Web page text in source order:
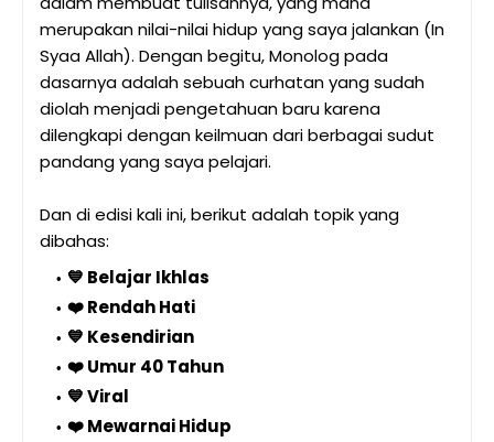
merupakan nilai-nilai hidup yang saya jalankan (In
Syaa Allah). Dengan begitu, Monolog pada
dasarnya adalah sebuah curhatan yang sudah
diolah menjadi pengetahuan baru karena
dilengkapi dengan keilmuan dari berbagai sudut
pandang yang saya pelajari.
Dan di edisi kali ini, berikut adalah topik yang
dibahas:
💙 Belajar Ikhlas
❤️ Rendah Hati
💙 Kesendirian
❤️ Umur 40 Tahun
💙 Viral
❤️ Mewarnai Hidup